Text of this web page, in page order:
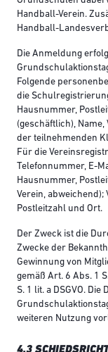
Handball-​​Verein.
Handball-​​
Die Anmeldung
Folgende
die
Hausnummer,
(geschäftlich),
der teilnehmenden
Für die
Telefonnummer, E-
Hausnummer,
Verein, abweichend);
Postleitzahl und Ort.
Der Zweck ist die
Zwecke der
Gewinnung von
gemäß Art. 6 Abs. 1
S. 1 lit. a DSGVO.
weiteren Nutzung
4.3